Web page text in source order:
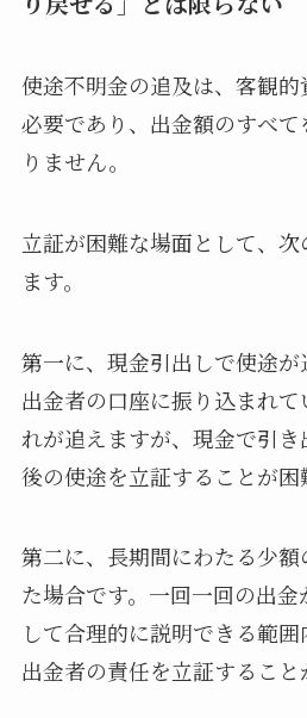
使途不明金の追及は、客観
必要であり、出金額のすべ
りません。
立証が困難な場面として、次
ます。
第一に、現金引出しで使途が
出金者の口座に振り込まれ
れが追えますが、現金で引
後の使途を立証することが困
第二に、長期間にわたる少
た場合です。一回一回の出金
して合理的に説明できる範囲
出金者の責任を立証すること